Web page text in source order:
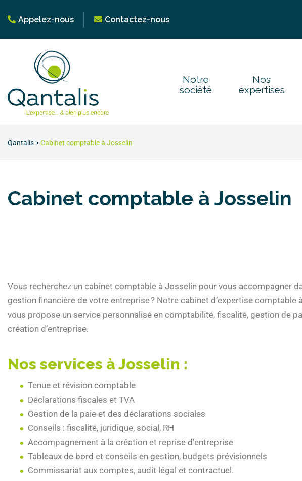
Appelez-nous Contactez-nous
Notre
société
Nos
expertises
Qantalis >Cabinet comptable à Josselin
Cabinet comptable à Josselin
Vous recherchez un cabinet comptable à Josselin pour vous accompagner
gestion financière de votre entreprise ? Notre cabinet d’expertise comptable
vous propose un service personnalisé en comptabilité, fiscalité, gestion de
création d’entreprise.
Nos services à Josselin :
Tenue et révision comptable
Déclarations fiscales et TVA
Gestion de la paie et des déclarations sociales
Conseils : fiscalité, juridique, social, RH
Accompagnement à la création et reprise d’entreprise
Tableaux de bord et conseils en gestion, budgets prévisionnels
Commissariat aux comptes, audit légal et contractuel.